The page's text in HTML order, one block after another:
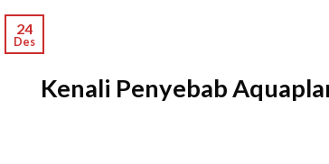
24
Des
Kenali Penyebab